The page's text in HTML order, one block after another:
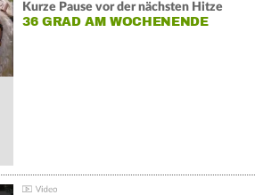
Kurze Pause vor der nächsten Hitze
36 GRAD AM WOCHENENDE